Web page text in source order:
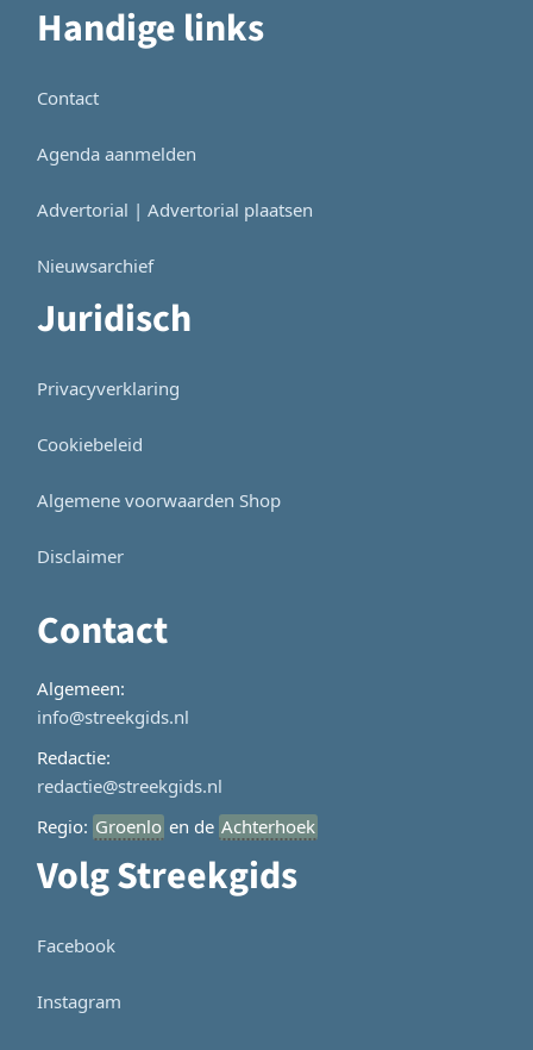
Handige links
Contact
Agenda aanmelden
Advertorial | Advertorial plaatsen
Nieuwsarchief
Juridisch
Privacyverklaring
Cookiebeleid
Algemene voorwaarden Shop
Disclaimer
Contact
Algemeen:
info@streekgids.nl
Redactie:
redactie@streekgids.nl
Regio: Groenlo en de Achterhoek
Volg Streekgids
Facebook
Instagram